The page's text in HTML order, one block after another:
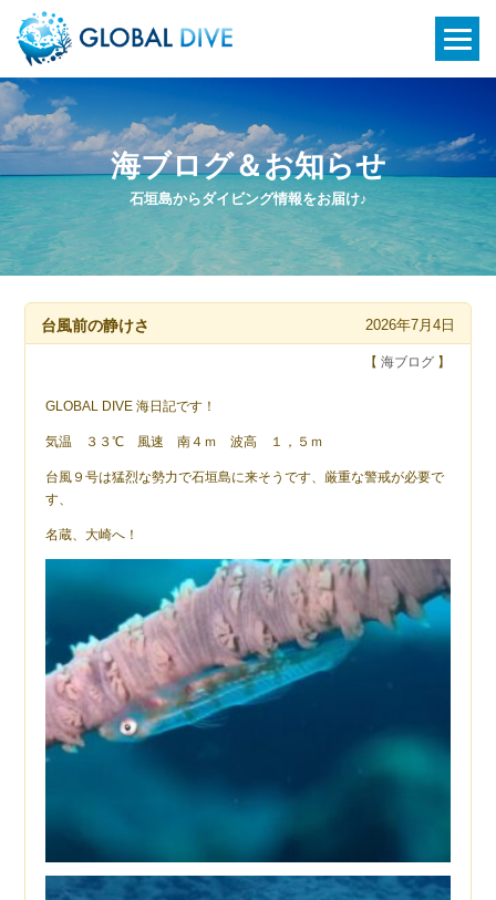
石垣島からダイビング情報をお届け♪
海ブログ＆お知らせ
台風前の静けさ 2026年7月4日
【 海ブログ】
GLOBAL DIVE 海日記です！
気温 ３３℃ 風速 南４ｍ 波高 １，５ｍ
台風９号は猛烈な勢力で石垣島に来そうです、厳重な警戒が必要で
す、
名蔵、大崎へ！